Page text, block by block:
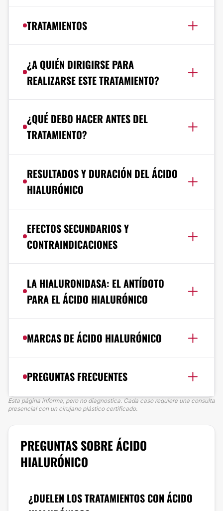
TRATAMIENTOS
¿A QUIÉN DIRIGIRSE PARA
REALIZARSE ESTE TRATAMIENTO?
¿QUÉ DEBO HACER ANTES DEL
TRATAMIENTO?
RESULTADOS Y DURACIÓN DEL ÁCIDO
HIALURÓNICO
EFECTOS SECUNDARIOS Y
CONTRAINDICACIONES
LA HIALURONIDASA: EL ANTÍDOTO
PARA EL ÁCIDO HIALURÓNICO
MARCAS DE ÁCIDO HIALURÓNICO
PREGUNTAS FRECUENTES
Esta página informa, pero no diagnostica. Cada caso requiere una consulta
presencial con un cirujano plástico certificado.
PREGUNTAS SOBRE ÁCIDO
HIALURÓNICO
¿DUELEN LOS TRATAMIENTOS CON ÁCIDO